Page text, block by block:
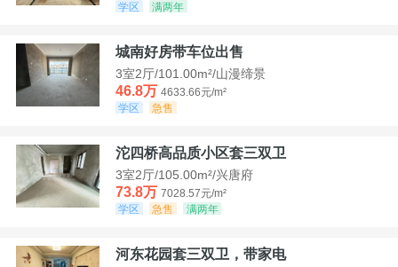
学区
满两年
城南好房带车位出售
3室2厅/101.00m²/山漫缔景
46.8万 4633.66元/m²
学区
急售
沱四桥高品质小区套三双卫
3室2厅/105.00m²/兴唐府
73.8万 7028.57元/m²
学区
急售 满两年
河东花园套三双卫，带家电